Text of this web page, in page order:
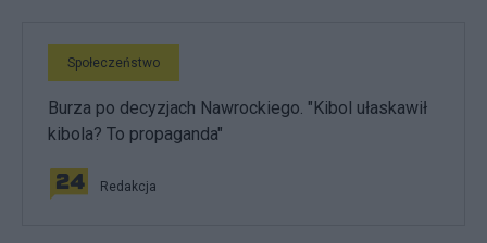
Społeczeństwo
Burza po decyzjach Nawrockiego. "Kibol ułaskawił
kibola? To propaganda"
Redakcja